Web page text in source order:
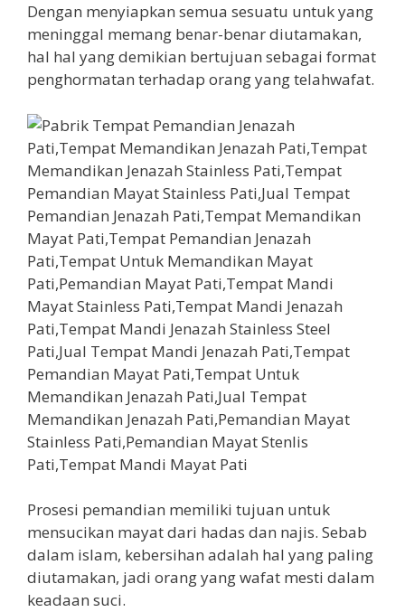
Dengan menyiapkan semua sesuatu untuk yang
meninggal memang benar-benar diutamakan,
hal hal yang demikian bertujuan sebagai format
penghormatan terhadap orang yang telahwafat.
Prosesi pemandian memiliki tujuan untuk
mensucikan mayat dari hadas dan najis. Sebab
dalam islam, kebersihan adalah hal yang paling
diutamakan, jadi orang yang wafat mesti dalam
keadaan suci.